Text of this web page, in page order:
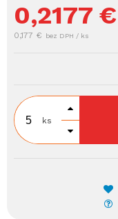
0,2177 €
0,177 € bez DPH / ks
ks